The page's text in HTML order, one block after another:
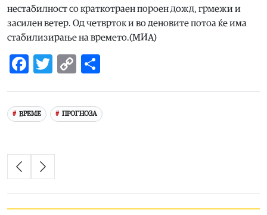
нестабилност со краткотраен пороен дожд, грмежи и
засилен ветер. Од четврток и во деновите потоа ќе има
стабилизирање на времето.(МИА)
Facebook
Twitter
Copy
ВРЕМЕ ПРОГНОЗА